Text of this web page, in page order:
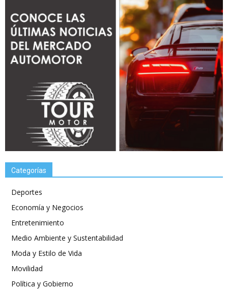
Categorías
Deportes
Economía y Negocios
Entretenimiento
Medio Ambiente y Sustentabilidad
Moda y Estilo de Vida
Movilidad
Política y Gobierno